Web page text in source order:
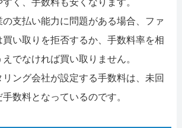
く、手数料も安くなります。
支払い能力に問題がある場合、ファ
買い取りを拒否するか、手数料率を相
でなければ買い取りません。
ング会社が設定する手数料は、未回
数料となっているのです。